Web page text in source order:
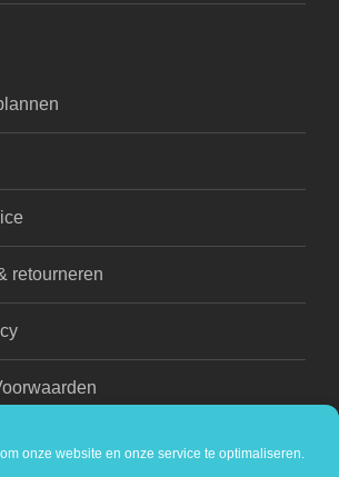
onze website en onze service te optimaliseren.
retourneren